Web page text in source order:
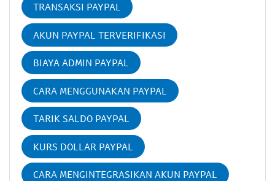
TRANSAKSI PAYPAL
AKUN PAYPAL TERVERIFIKASI
BIAYA ADMIN PAYPAL
CARA MENGGUNAKAN PAYPAL
TARIK SALDO PAYPAL
KURS DOLLAR PAYPAL
CARA MENGINTEGRASIKAN AKUN PAYPAL